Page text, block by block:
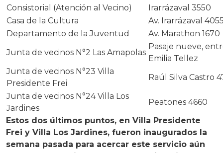
Consistorial (Atención al Vecino)
Irarrázaval 3550
Casa de la Cultura
Av. Irarrázaval
Departamento de la Juventud
Av. Marathon 1670
Junta de vecinos N°2 Las Amapolas
Pasaje nueve,
Emilia Tellez
Junta de vecinos N°23 Villa
Presidente Frei
Raúl Silva Castro
Junta de vecinos N°24 Villa Los
Jardines
Peatones 4660
Estos dos últimos puntos, en Villa Presidente
Frei y Villa Los Jardines, fueron inaugurados la
semana pasada para acercar este servicio aún